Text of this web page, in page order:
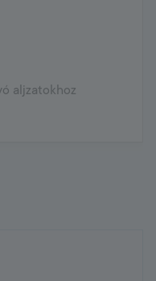
aljzatokhoz